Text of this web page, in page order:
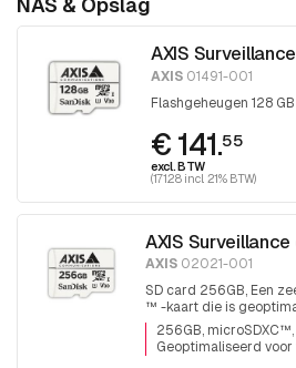
AXIS
AXIS01491-001
Flashgeheugen 128
€ 141.55
excl. BTW
(171.28 incl. 21% BTW)
AXIS
AXIS 02021-001
SD card 256GB, Een
™ -kaart die is
videobewaking.
256GB, microSDXC™
Geoptimaliseerd